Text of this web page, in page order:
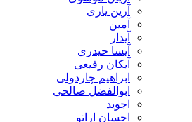
آرین یاری
آمین
آیدار
آیسا حیدری
آیکان رفیعی
ابراهیم چاردولی
ابوالفضل صالحی
اجوید
احسان اراتو